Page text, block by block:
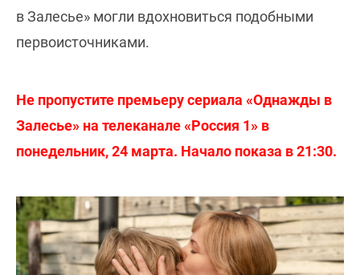
в Залесье» могли вдохновиться подобными
первоисточниками.
Не пропустите премьеру сериала «Однажды в
Залесье» на телеканале «Россия 1» в
понедельник, 24 марта. Начало показа в 21:30.